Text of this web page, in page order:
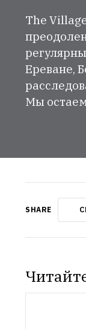
The
Ереване,
Мы
SHARE